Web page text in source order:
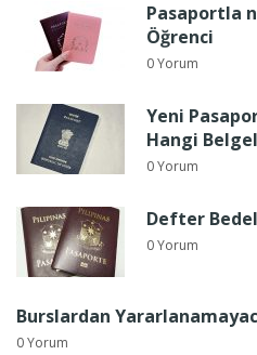
Pasaportla
Öğrenci
0 Yorum
Yeni
Hangi
0 Yorum
Defter
0 Yorum
Burslardan
0 Yorum